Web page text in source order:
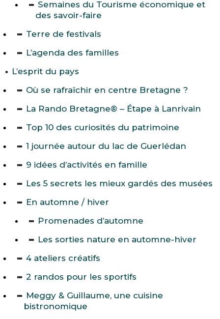
Semaines du Tourisme économique et
des savoir-faire
Terre de festivals
L’agenda des familles
L’esprit du pays
Où se rafraîchir en centre Bretagne ?
La Rando Bretagne® – Étape à Lanrivain
Top 10 des curiosités du patrimoine
1 journée autour du lac de Guerlédan
9 idées d’activités en famille
Les 5 secrets les mieux gardés des musées
En automne / hiver
Promenades d’automne
Les sorties nature en automne-hiver
4 ateliers créatifs
2 randos pour les sportifs
Meggy & Guillaume, une cuisine
bistronomique